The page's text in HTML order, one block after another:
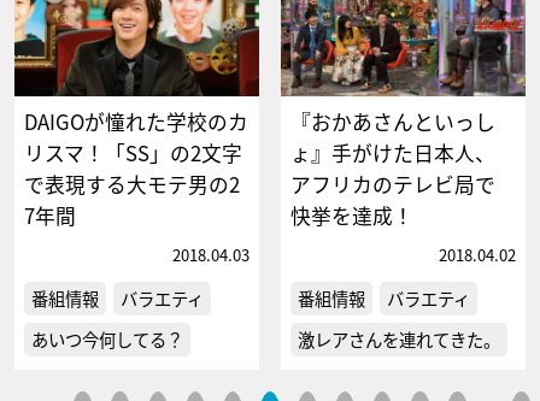
DAIGOが憧れた学校のカ
リスマ！「SS」の2文字
で表現する大モテ男の2
7年間
2018.04.03
番組情報
バラエティ
あいつ今何してる？
『おかあさんといっし
ょ』手がけた日本人、
アフリカのテレビ局で
快挙を達成！
2018.04.02
番組情報
バラエティ
激レアさんを連れてきた。